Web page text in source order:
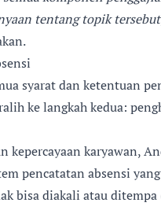
tentang topik tersebut
syarat dan ketentuan
ke langkah kedua:
kepercayaan karyawan,
pencatatan absensi
bisa diakali atau